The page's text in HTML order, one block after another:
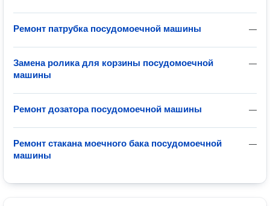
—
Ремонт патрубка посудомоечной машины
—
Замена ролика для корзины посудомоечной
машины
—
Ремонт дозатора посудомоечной машины
—
Ремонт стакана моечного бака посудомоечной
машины